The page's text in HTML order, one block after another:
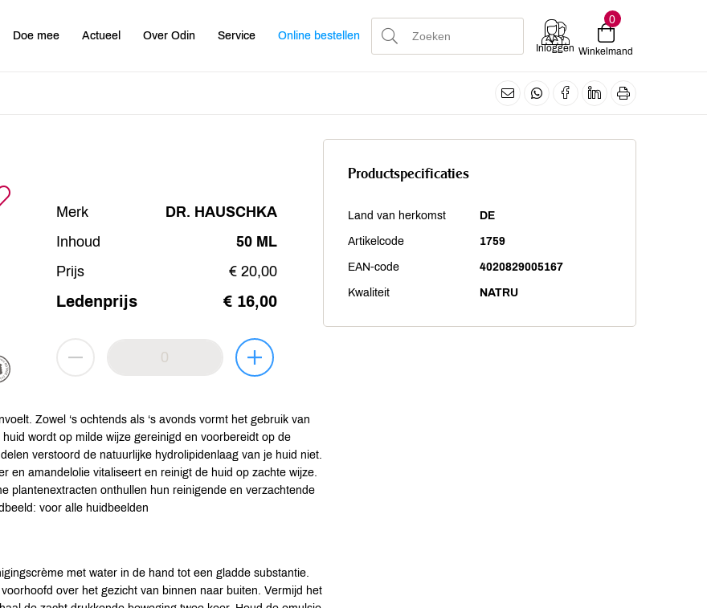
Doe mee Actueel Over Odin Service Online bestellen
Inloggen
0
Winkelmand
Merk
DR. HAUSCHKA
Inhoud
50 ML
Prijs
€ 20,00
Ledenprijs € 16,00
Zowel ‘s ochtends als ‘s avonds vormt het gebruik van
wordt op milde wijze gereinigd en voorbereidt op de
verstoord de natuurlijke hydrolipidenlaag van je huid niet.
en amandelolie vitaliseert en reinigt de huid op zachte wijze.
plantenextracten onthullen hun reinigende en verzachtende
voor alle huidbeelden
met water in de hand tot een gladde substantie.
over het gezicht van binnen naar buiten. Vermijd het
Productspecificaties
Land van herkomst DE
Artikelcode 1759
EAN-code 4020829005167
Kwaliteit NATRU